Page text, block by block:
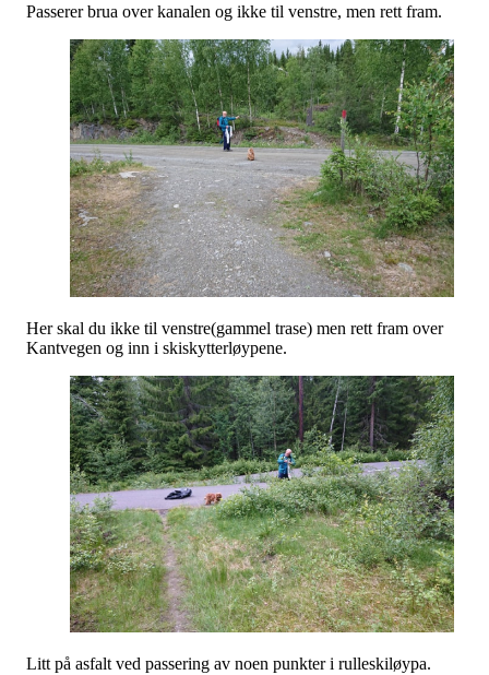
Passerer brua over kanalen og ikke til venstre, men rett fram.
Her skal du ikke til venstre(gammel trase) men rett fram over
Kantvegen og inn i skiskytterløypene.
Litt på asfalt ved passering av noen punkter i rulleskiløypa.